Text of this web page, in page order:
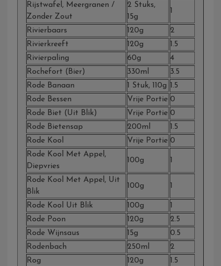
Rijstwafel, Meergranen /
Zonder Zout
2 Stuks,
15g
1
Rivierbaars 120g
2
Rivierkreeft
120g
1.5
Rivierpaling
60g
4
Rochefort (bier)
330ml
3.5
Rode Banaan
1 Stuk, 110g 1.5
Rode Bessen
Vrije Portie 0
Rode Biet (uit Blik)
Vrije Portie 0
Rode Bietensap
200ml
1.5
Rode Kool
Vrije Portie 0
Rode Kool Met Appel,
Diepvries
100g 1
Rode Kool Met Appel, Uit
Blik
100g 1
Rode Kool Uit Blik 100g
1
Rode Poon
120g
2.5
Rode Wijnsaus
15g
0.5
Rodenbach
250ml
2
Rog
120g
1.5